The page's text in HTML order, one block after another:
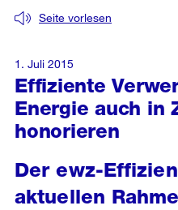
Effiziente
Energie auch in
honorieren
Seite vorlesen
Der ewz-
aktuellen
1. Juli 2015